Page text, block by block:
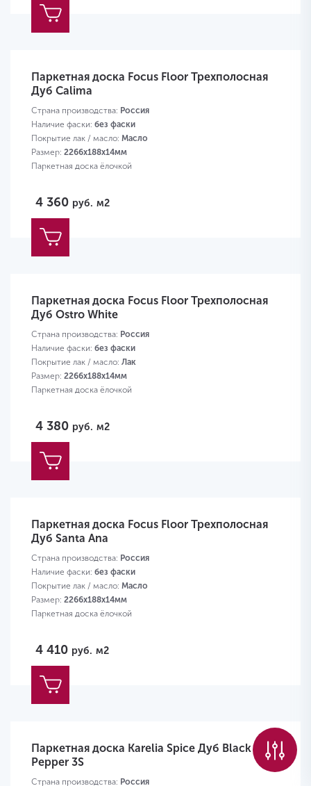
Паркетная доска Focus Floor Трехполосная
Дуб Calima
Страна производства: Россия
Наличие фаски: без фаски
Покрытие лак / масло: Масло
Размер: 2266х188х14мм
Паркетная доска ёлочкой
4 360 руб. м2
Паркетная доска Focus Floor Трехполосная
Дуб Ostro White
Страна производства: Россия
Наличие фаски: без фаски
Покрытие лак / масло: Лак
Размер: 2266х188х14мм
Паркетная доска ёлочкой
4 380 руб. м2
Паркетная доска Focus Floor Трехполосная
Дуб Santa Ana
Страна производства: Россия
Наличие фаски: без фаски
Покрытие лак / масло: Масло
Размер: 2266х188х14мм
Паркетная доска ёлочкой
4 410 руб. м2
Паркетная доска Karelia Spice Дуб Black
Pepper 3S
Страна производства: Россия